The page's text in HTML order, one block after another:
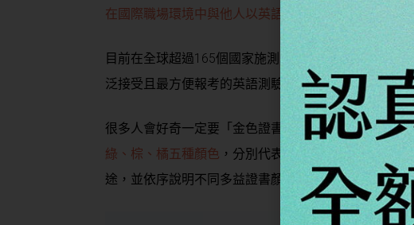
在國際職場環境中與他人以英語溝通的熟稔程度。
目前在全球超過165個國家施測，並有超過14,000家的
泛接受且最方便報考的英語測驗之一。
很多人會好奇一定要「金色證書」才有用嗎？其實多
綠、棕、橘五種顏色 ，分別代表不同英語程度能力，
途，並依序說明不同多益證書顏色所代表的英文程度與